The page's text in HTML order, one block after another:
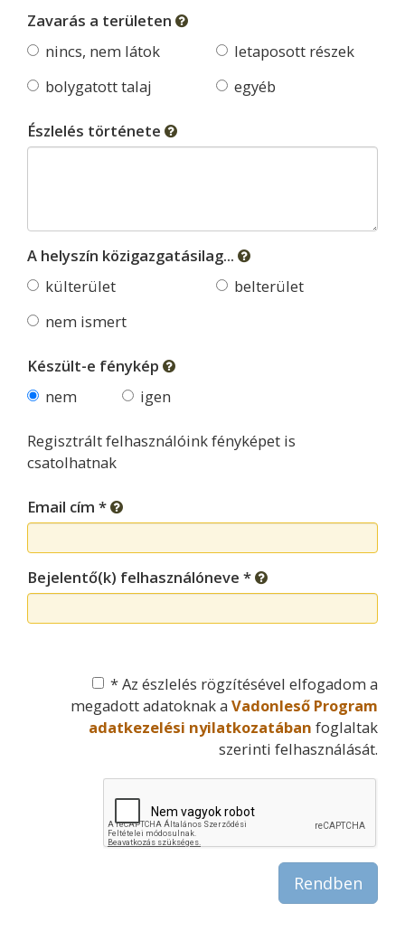
Zavarás a területen
nincs, nem látok
letaposott részek
bolygatott talaj
egyéb
Észlelés története
A helyszín közigazgatásilag...
külterület
belterület
nem ismert
Készült-e fénykép
nem
igen
Regisztrált felhasználóink fényképet is
csatolhatnak
Email cím *
Bejelentő(k) felhasználóneve *
* Az észlelés rögzítésével elfogadom a
megadott adatoknak a Vadonleső Program
adatkezelési nyilatkozatában foglaltak
szerinti felhasználását.